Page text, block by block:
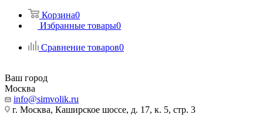
Корзина0
Избранные товары0
Сравнение товаров0
Ваш город
Москва
info@simvolik.ru
г. Москва, Каширское шоссе, д. 17, к. 5, стр. 3